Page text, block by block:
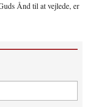
Ånd til at vejlede, er